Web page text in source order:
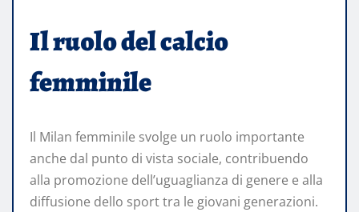
Il ruolo del calcio
femminile
Il Milan femminile svolge un ruolo importante
anche dal punto di vista sociale, contribuendo
alla promozione dell’uguaglianza di genere e alla
diffusione dello sport tra le giovani generazioni.